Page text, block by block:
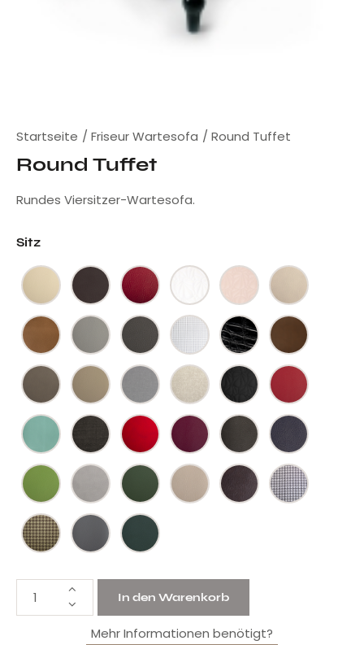
Startseite Friseur Wartesofa Round Tuffet
Round Tuffet
Rundes Viersitzer-Wartesofa.
Sitz
In den Warenkorb
Mehr Informationen benötigt?